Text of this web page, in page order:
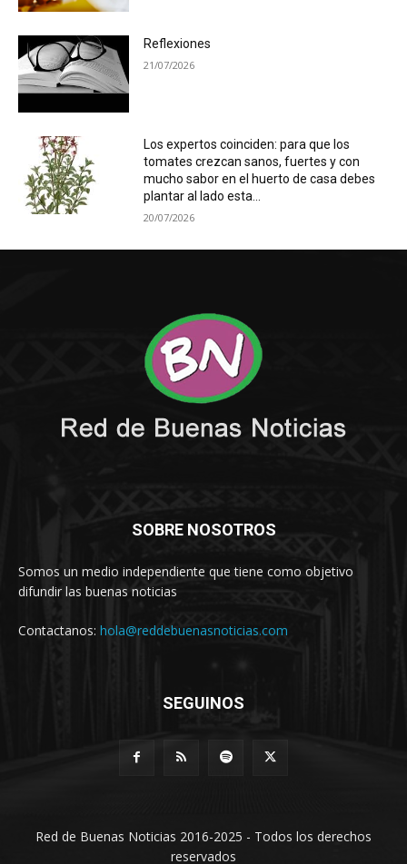
Reflexiones
21/07/2026
Los expertos coinciden: para que los
tomates crezcan sanos, fuertes y con
mucho sabor en el huerto de casa debes
plantar al lado esta...
20/07/2026
SOBRE NOSOTROS
Somos un medio independiente que tiene como objetivo
difundir las buenas noticias
Contactanos: hola@reddebuenasnoticias.com
SEGUINOS
Red de Buenas Noticias 2016-2025 - Todos los derechos
reservados